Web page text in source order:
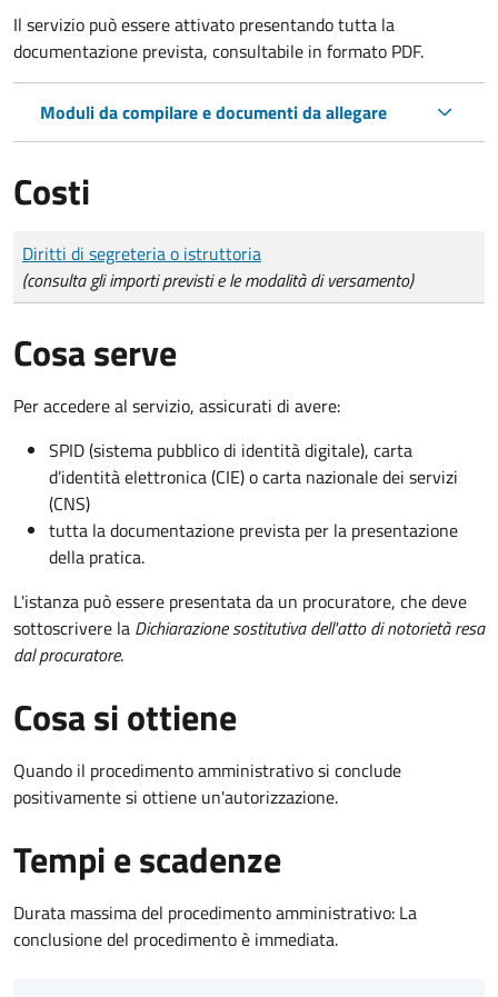
Il servizio può essere attivato presentando tutta la
documentazione prevista, consultabile in formato PDF.
Moduli da compilare e documenti da allegare
Costi
Tipo di pagamento
Importo
Diritti di segreteria o istruttoria
(consulta gli importi previsti e le modalità di versamento)
Cosa serve
Per accedere al servizio, assicurati di avere:
SPID (sistema pubblico di identità digitale), carta
d’identità elettronica (CIE) o carta nazionale dei servizi
(CNS)
tutta la documentazione prevista per la presentazione
della pratica.
L'istanza può essere presentata da un procuratore, che deve
sottoscrivere la Dichiarazione sostitutiva dell'atto di notorietà resa
dal procuratore.
Cosa si ottiene
Quando il procedimento amministrativo si conclude
positivamente si ottiene un'autorizzazione.
Tempi e scadenze
Durata massima del procedimento amministrativo: La
conclusione del procedimento è immediata.